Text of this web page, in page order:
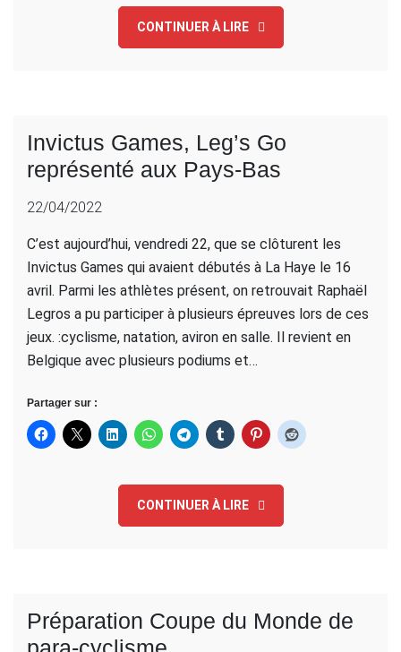
CONTINUER À LIRE
Invictus Games, Leg’s Go
représenté aux Pays-Bas
22/04/2022
C’est aujourd’hui, vendredi 22, que se clôturent les
Invictus Games qui avaient débutés à La Haye le 16
avril. Parmi les athlètes présent, on retrouvait Raphaël
Legros a pu participer à plusieurs épreuves lors de ces
jeux. :cyclisme, natation, aviron en salle. Il revient en
Belgique avec plusieurs podiums et…
Partager sur :
CONTINUER À LIRE
Préparation Coupe du Monde de